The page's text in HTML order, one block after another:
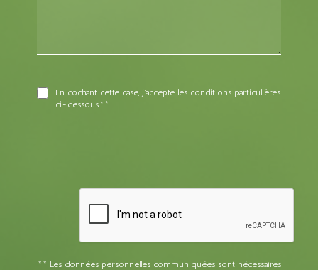
En cochant cette case, j'accepte les conditions particulières
ci-dessous**
** Les données personnelles communiquées sont nécessaires